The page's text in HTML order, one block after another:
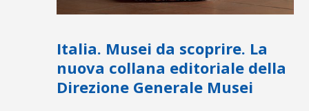
Italia. Musei da scoprire. La
nuova collana editoriale della
Direzione Generale Musei